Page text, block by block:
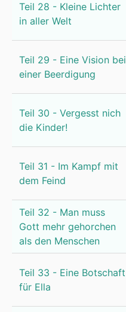
Teil 28 - Kleine Lichter
in aller Welt
Teil 29 - Eine Vision bei
einer Beerdigung
Teil 30 - Vergesst nich
die Kinder!
Teil 31 - Im Kampf mit
dem Feind
Teil 32 - Man muss
Gott mehr gehorchen
als den Menschen
Teil 33 - Eine Botschaft
für Ella